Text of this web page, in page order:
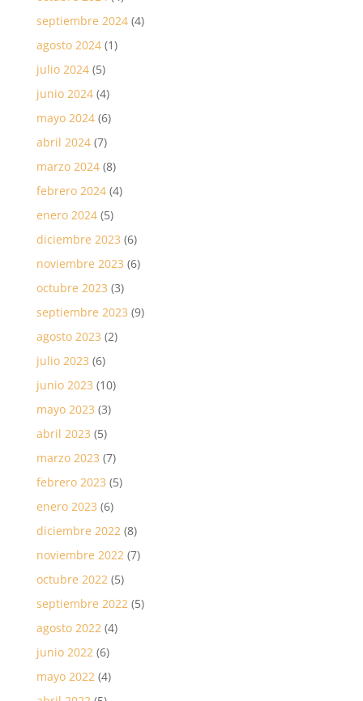
septiembre 2024(4)
agosto 2024(1)
julio 2024(5)
junio 2024(4)
mayo 2024(6)
abril 2024(7)
marzo 2024(8)
febrero 2024(4)
enero 2024(5)
diciembre 2023 (6)
noviembre 2023 (6)
octubre 2023 (3)
septiembre 2023 (9)
agosto 2023 (2)
julio 2023 (6)
junio 2023 (10)
mayo 2023 (3)
abril 2023 (5)
marzo 2023 (7)
febrero 2023 (5)
enero 2023 (6)
diciembre 2022(8)
noviembre 2022(7)
octubre 2022(5)
septiembre 2022(5)
agosto 2022(4)
junio 2022(6)
mayo 2022(4)